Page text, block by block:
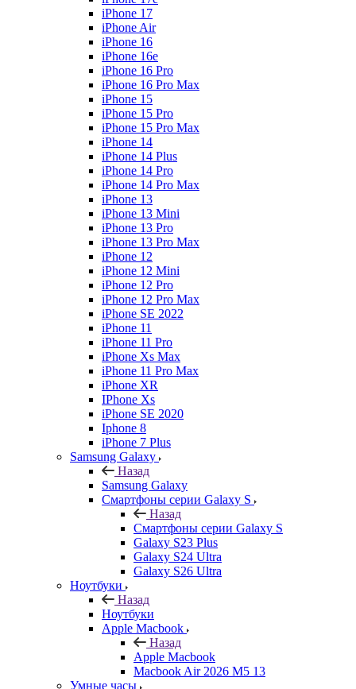
iPhone 17
iPhone Air
iPhone 16
iPhone 16e
iPhone 16 Pro
iPhone 16 Pro Max
iPhone 15
iPhone 15 Pro
iPhone 15 Pro Max
iPhone 14
iPhone 14 Plus
iPhone 14 Pro
iPhone 14 Pro Max
iPhone 13
iPhone 13 Mini
iPhone 13 Pro
iPhone 13 Pro Max
iPhone 12
iPhone 12 Mini
iPhone 12 Pro
iPhone 12 Pro Max
iPhone SE 2022
iPhone 11
iPhone 11 Pro
iPhone Xs Max
iPhone 11 Pro Max
iPhone XR
IPhone Xs
iPhone SE 2020
Iphone 8
iPhone 7 Plus
Samsung Galaxy
Назад
Samsung Galaxy
Смартфоны серии Galaxy S
Назад
Смартфоны серии Galaxy S
Galaxy S23 Plus
Galaxy S24 Ultra
Galaxy S26 Ultra
Ноутбуки
Назад
Ноутбуки
Apple Macbook
Назад
Apple Macbook
Macbook Air 2026 M5 13
Умные часы